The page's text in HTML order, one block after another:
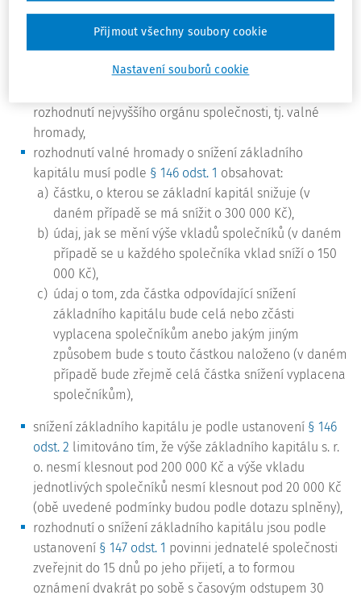
V tom případě je třeba postupovat podle příslušných
§ 125 odst. 1 písm. e)vyplývá, že ke snížení
rozhodnutí nejvyššího orgánu společnosti, tj. valné
hromady,
rozhodnutí valné hromady o snížení základního
kapitálu musí podle § 146 odst. 1 obsahovat:
a) částku, o kterou se základní kapitál snižuje (v
daném případě se má snížit o 300 000 Kč),
b) údaj, jak se mění výše vkladů společníků (v daném
případě se u každého společníka vklad sníží o 150
000 Kč),
c) údaj o tom, zda částka odpovídající snížení
základního kapitálu bude celá nebo zčásti
vyplacena společníkům anebo jakým jiným
způsobem bude s touto částkou naloženo (v daném
případě bude zřejmě celá částka snížení vyplacena
společníkům),
snížení základního kapitálu je podle ustanovení § 146
odst. 2 limitováno tím, že výše základního kapitálu s. r.
o. nesmí klesnout pod 200 000 Kč a výše vkladu
jednotlivých společníků nesmí klesnout pod 20 000 Kč
(obě uvedené podmínky budou podle dotazu splněny),
rozhodnutí o snížení základního kapitálu jsou podle
ustanovení § 147 odst. 1 povinni jednatelé společnosti
zveřejnit do 15 dnů po jeho přijetí, a to formou
oznámení dvakrát po sobě s časovým odstupem 30
Nastavení souborů cookie
Přijmout všechny soubory cookie